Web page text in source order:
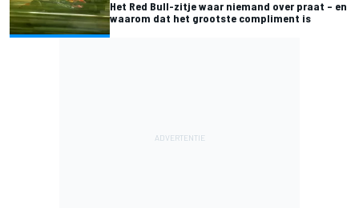
Het Red Bull-zitje waar niemand over praat – en
waarom dat het grootste compliment is